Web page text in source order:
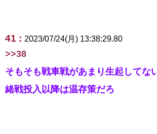
41 : 2023/07/24(月) 13:38:29.80
>>38
そもそも戦車戦があまり生起してな
緒戦投入以降は温存策だろ